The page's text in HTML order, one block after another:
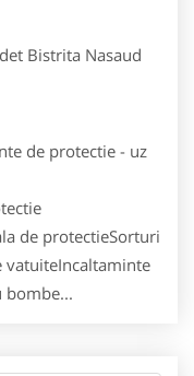
Bistrita Nasaud
de protectie - uz
de protectieSorturi
vatuiteIncaltaminte
bombe...